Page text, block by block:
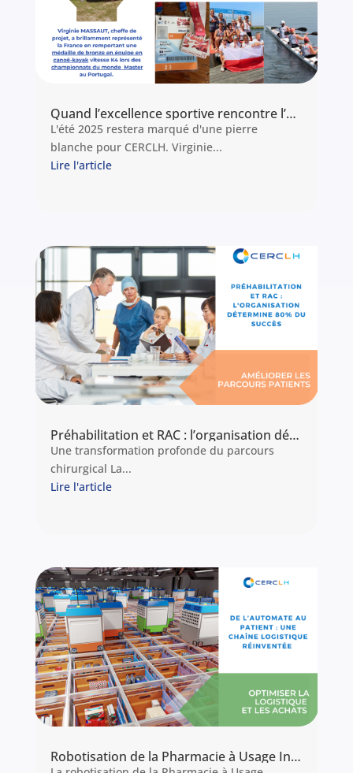
Quand l’excellence sportive rencontre l’expertise conseil : CERCLH lance son offre Sport-Santé
L'été 2025 restera marqué d'une pierre
blanche pour CERCLH. Virginie...
Lire l'article
Préhabilitation et RAC : l’organisation détermine 80% du succès
Une transformation profonde du parcours
chirurgical La...
Lire l'article
Robotisation de la Pharmacie à Usage Intérieur : levier stratégique